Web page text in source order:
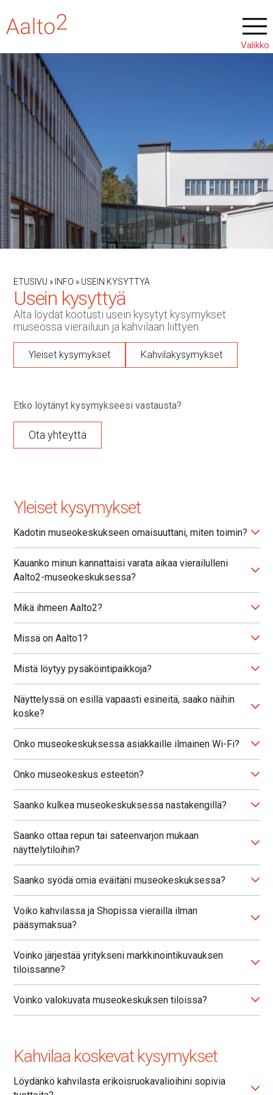
ETUSIVU » INFO » USEIN KYSYTTYÄ
Usein kysyttyä
Alta löydät kootusti usein kysytyt kysymykset
museossa vierailuun ja kahvilaan liittyen.
Yleiset kysymykset Kahvilakysymykset
Etkö löytänyt kysymykseesi vastausta?
Ota yhteyttä
Yleiset kysymykset
Kadotin museokeskukseen omaisuuttani, miten toimin?
Kauanko minun kannattaisi varata aikaa vierailulleni
Aalto2-museokeskuksessa?
Mikä ihmeen Aalto2?
Missä on Aalto1?
Mistä löytyy pysäköintipaikkoja?
Näyttelyssä on esillä vapaasti esineitä, saako näihin
koske?
Onko museokeskuksessa asiakkaille ilmainen Wi-Fi?
Onko museokeskus esteetön?
Saanko kulkea museokeskuksessa nastakengillä?
Saanko ottaa repun tai sateenvarjon mukaan
näyttelytiloihin?
Saanko syödä omia eväitäni museokeskuksessa?
Voiko kahvilassa ja Shopissa vierailla ilman
pääsymaksua?
Voinko järjestää yritykseni markkinointikuvauksen
tiloissanne?
Voinko valokuvata museokeskuksen tiloissa?
Kahvilaa koskevat kysymykset
Löydänkö kahvilasta erikoisruokavalioihini sopivia